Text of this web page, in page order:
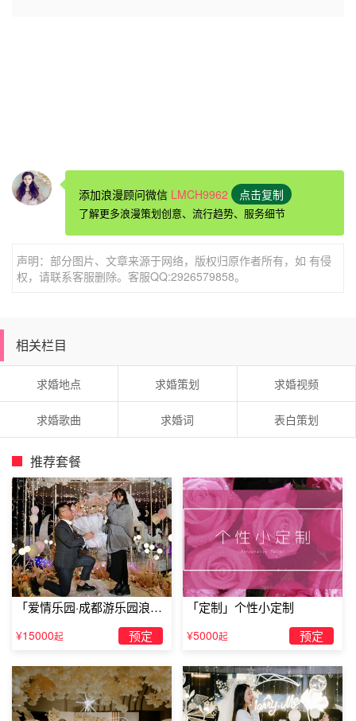
添加浪漫顾问微信 LMCH9962 点击复制
了解更多浪漫策划创意、流行趋势、服务细节
声明：部分图片、文章来源于网络，版权归原作者所有，如 有侵
权，请联系客服删除。客服QQ:2926579858。
相关栏目
求婚地点 求婚策划 求婚视频
求婚歌曲 求婚词 表白策划
推荐套餐
「爱情乐园·成都游乐园浪漫
求婚」
¥15000起 预定
「定制」个性小定制
¥5000起 预定